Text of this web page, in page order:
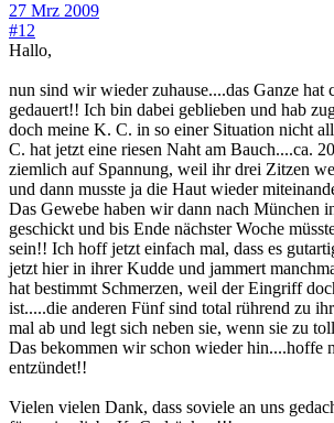
27 Mrz 2009
#12
Hallo,
nun sind wir wieder zuhause....das Ganze hat
gedauert!! Ich bin dabei geblieben und hab
doch meine K. C. in so einer Situation nicht
C. hat jetzt eine riesen Naht am Bauch....ca.
ziemlich auf Spannung, weil ihr drei Zitzen
und dann musste ja die Haut wieder
Das Gewebe haben wir dann nach München
geschickt und bis Ende nächster Woche
sein!! Ich hoff jetzt einfach mal, dass es
jetzt hier in ihrer Kudde und jammert
hat bestimmt Schmerzen, weil der Eingriff
ist.....die anderen Fünf sind total rührend zu
mal ab und legt sich neben sie, wenn sie zu
Das bekommen wir schon wieder hin....hoffe
entzündet!!
Vielen vielen Dank, dass soviele an uns